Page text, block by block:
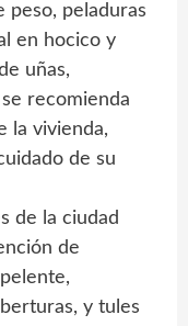
peso, peladuras
en hocico y
uñas,
recomienda
la vivienda,
de su
de la ciudad
de
y tules